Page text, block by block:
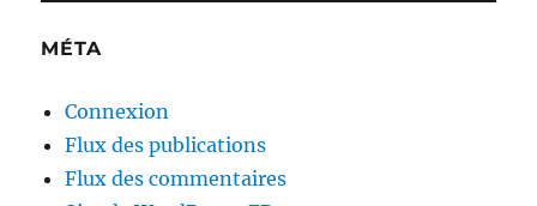
MÉTA
Connexion
Flux des publications
Flux des commentaires